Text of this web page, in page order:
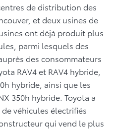
de distribution des
et deux usines de
ont déjà produit plus
parmi lesquels des
des consommateurs
RAV4 et RAV4 hybride,
hybride, ainsi que les
350h hybride. Toyota a
véhicules électrifiés
qui vend le plus